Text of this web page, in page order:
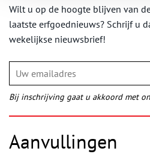
Wilt u op de hoogte blijven van
laatste erfgoednieuws? Schrijf u
wekelijkse nieuwsbrief!
Bij inschrijving gaat u akkoord met
Aanvullingen